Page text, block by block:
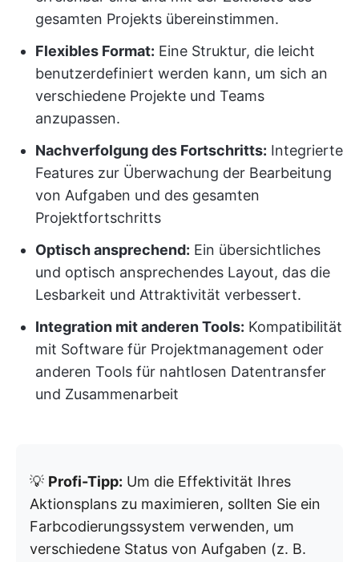
gesamten Projekts übereinstimmen.
Flexibles Format: Eine Struktur, die leicht
benutzerdefiniert werden kann, um sich an
verschiedene Projekte und Teams
anzupassen.
Nachverfolgung des Fortschritts: Integrierte
Features zur Überwachung der Bearbeitung
von Aufgaben und des gesamten
Projektfortschritts
Optisch ansprechend: Ein übersichtliches
und optisch ansprechendes Layout, das die
Lesbarkeit und Attraktivität verbessert.
Integration mit anderen Tools: Kompatibilität
mit Software für Projektmanagement oder
anderen Tools für nahtlosen Datentransfer
und Zusammenarbeit
💡 Profi-Tipp: Um die Effektivität Ihres
Aktionsplans zu maximieren, sollten Sie ein
Farbcodierungssystem verwenden, um
verschiedene Status von Aufgaben (z. B.